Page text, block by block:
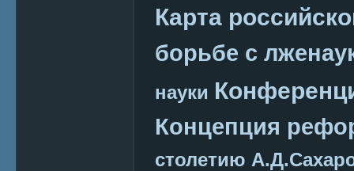
Карта
борьбе с
науки
Концепция
столетию